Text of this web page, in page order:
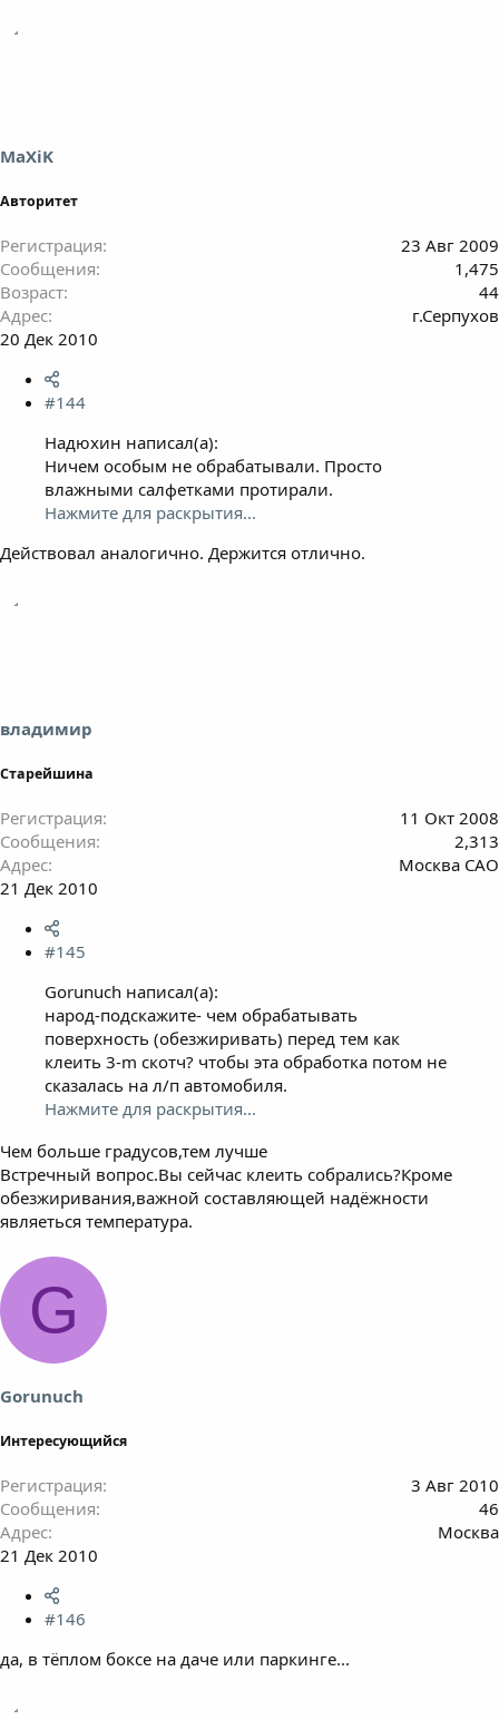
MaXiK
Авторитет
Регистрация
23 Авг 2009
Сообщения
1,475
Возраст
44
Адрес
г.Серпухов
20 Дек 2010
#144
Надюхин написал(а):
Ничем особым не обрабатывали. Просто
влажными салфетками протирали.
Нажмите для раскрытия...
Действовал аналогично. Держится отлично.
владимир
Старейшина
Регистрация
11 Окт 2008
Сообщения
2,313
Адрес
Москва САО
21 Дек 2010
#145
Gorunuch написал(а):
народ-подскажите- чем обрабатывать
поверхность (обезжиривать) перед тем как
клеить 3-m скотч? чтобы эта обработка потом не
сказалась на л/п автомобиля.
Нажмите для раскрытия...
Чем больше градусов,тем лучше
Встречный вопрос.Вы сейчас клеить собрались?Кроме
обезжиривания,важной составляющей надёжности
являеться температура.
G
Gorunuch
Интересующийся
Регистрация
3 Авг 2010
Сообщения
46
Адрес
Москва
21 Дек 2010
#146
да, в тёплом боксе на даче или паркинге...